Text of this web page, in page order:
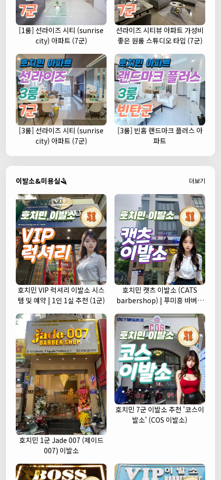
[1룸] 선라이즈 시티 (sunrise
city) 아파트 (7군)
선라이즈 시티뷰 아파트 가성비
좋은 원룸 스튜디오 타입 (7군)
[3룸] 선라이즈 시티 (sunrise
city) 아파트 (7군)
[3룸] 빈홈 랜드마크 플러스 아
파트
이발소&미용실🪒 더보기
호치민 VIP 럭셔리 이발소 시스
템 및 예약 | 1인 1실 추천 (1군)
호치민 캣츠 이발소 (CATS
barbershop) | 푸미흥 바버샵
호치민 1군 Jade 007 (제이드
007) 이발소
호치민 7군 이발소 추천 '코스이
발소' (COS 이발소)